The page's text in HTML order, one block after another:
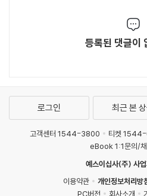
등록된 댓글이
로그인 최근 본
고객센터 1544-3800 티켓
eBook 1:1문의/채
예스이십사(주) 사
이용약관
개인정보처리방
PC버전
회사소개